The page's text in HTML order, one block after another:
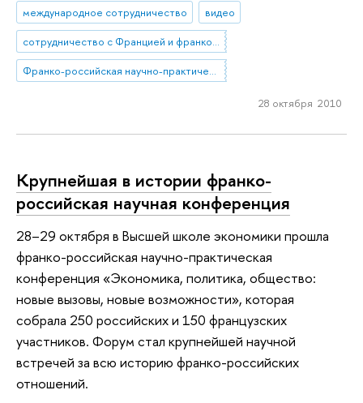
международное сотрудничество
видео
сотрудничество с Францией и франкоязычными странами
Франко-российская научно-практическая конференции «Экономика, политика, общество: новые вызовы, новые возможности»
28 октября 2010
Крупнейшая в истории франко-
российская научная конференция
28–29 октября в Высшей школе экономики прошла
франко-российская научно-практическая
конференция «Экономика, политика, общество:
новые вызовы, новые возможности», которая
собрала 250 российских и 150 французских
участников. Форум стал крупнейшей научной
встречей за всю историю франко-российских
отношений.